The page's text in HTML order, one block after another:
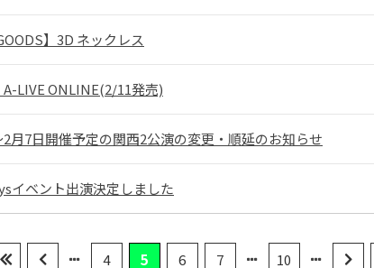
】3D ネックレス
A-LIVE ONLINE(2/11発売)
2月7日開催予定の関西2公演の変更・順延のお知らせ
イベント出演決定しました
4 5 6 7 10